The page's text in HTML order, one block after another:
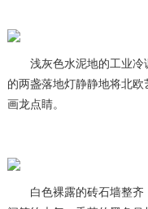
浅灰色水泥地的工业冷调
的两盏落地灯静静地将北
画龙点睛。
白色裸露的砖石墙整齐，